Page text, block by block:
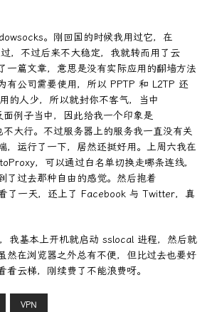
。刚回国的时候我用过它，在
，不过后来不大稳定，我就转而用了云
一篇文章，意思是没有实际应用的翻墙方法
有公司需要使用，所以 PPTP 和 L2TP 还
的人少，所以就封你不客气，当中
例子当中，因此给我一个印象是
大行。不过服务器上的服务我一直没有关
，运行了一下，居然还挺好用。上周六我在
，可以通过白名单切换走哪条连线，
了过去那种自由的感觉。然后抱着
了一天，还上了 Facebook 与 Twitter，真
我基本上开机就启动 sslocal 进程，然后就
然在浏览器之外总有不便，但比过去也要好
看云梯，刚续费了不能浪费呀。
VPN